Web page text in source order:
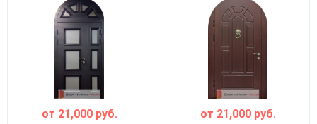
от 21,000руб. от 21,000руб.